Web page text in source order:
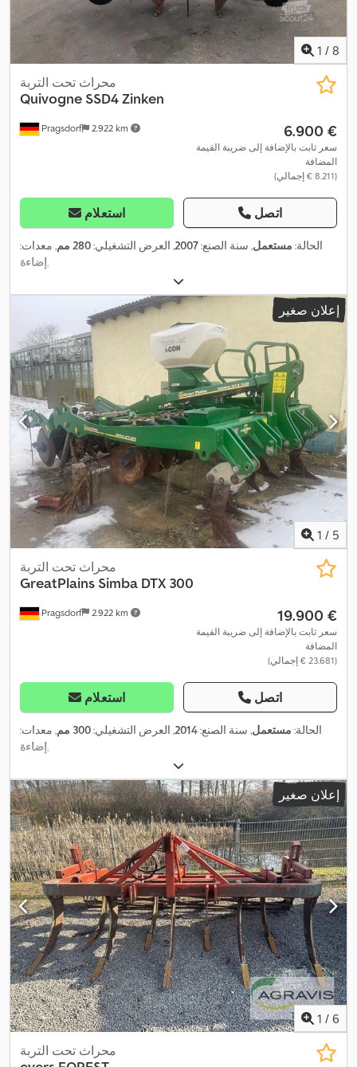
1 / 8
Pragsdorf 2.922 km
محراث تحت التربة
Quivogne SSD4 Zinken
‏6.900 €
سعر ثابت بالإضافة إلى ضريبة القيمة
المضافة
(‏8.211 € إجمالي)
استعلام اتصل
الحالة: مستعمل, سنة الصنع:2007, العرض التشغيلي:280 مم
, معدات:
إضاءة,
إعلان صغير
1 / 5
Pragsdorf 2.922 km
محراث تحت التربة
GreatPlains Simba DTX 300
‏19.900 €
سعر ثابت بالإضافة إلى ضريبة القيمة
المضافة
(‏23.681 € إجمالي)
استعلام اتصل
الحالة: مستعمل, سنة الصنع:2014, العرض التشغيلي:300 مم
, معدات:
إضاءة,
إعلان صغير
1 / 6
محراث تحت التربة